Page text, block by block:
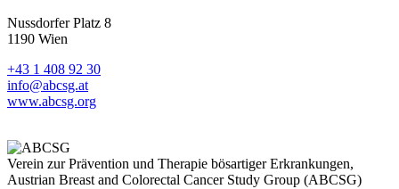
Nussdorfer Platz 8
1190 Wien
+43 1 408 92 30
info@abcsg.at
www.abcsg.org
Verein zur Prävention und Therapie bösartiger Erkrankungen,
Austrian Breast and Colorectal Cancer Study Group (ABCSG)